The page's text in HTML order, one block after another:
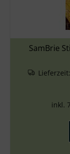
SamBrie
Lieferzeit:
inkl.